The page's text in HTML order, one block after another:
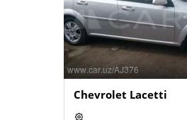
Chevrolet Lacetti